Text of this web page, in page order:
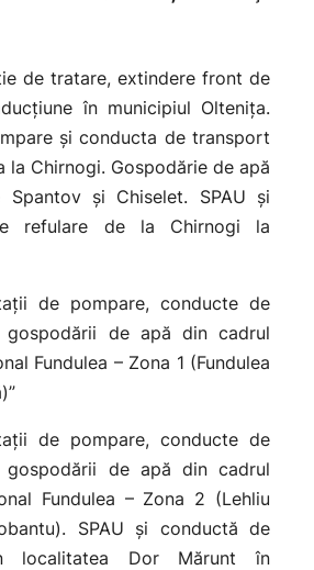
de tratare, extindere front de
în municipiul Oltenița.
și conducta de transport
la Chirnogi. Gospodărie de apă
Spantov și Chiselet. SPAU și
refulare de la Chirnogi la
de pompare, conducte de
de apă din cadrul
Fundulea – Zona 1 (Fundulea
de pompare, conducte de
de apă din cadrul
Fundulea – Zona 2 (Lehliu
SPAU și conductă de
localitatea Dor Mărunt în